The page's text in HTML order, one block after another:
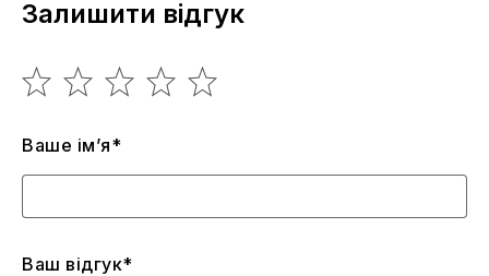
Залишити відгук
Ваше ім’я*
Ваш відгук*